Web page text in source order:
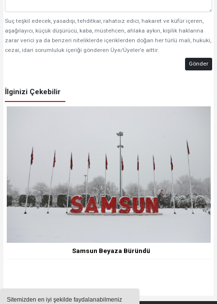
Sitemizden en iyi şekilde faydalanabilmeniz
Suç teşkil edecek, yasadışı, tehditkar, rahatsız edici, hakaret ve küfür içeren,
aşağılayıcı, küçük düşürücü, kaba, müstehcen, ahlaka aykırı, kişilik haklarına
zarar verici ya da benzeri niteliklerde içeriklerden doğan her türlü mali, hukuki,
cezai, idari sorumluluk içeriği gönderen Üye/Üyeler’e aittir.
Gönder
İlginizi Çekebilir
Samsun Beyaza Büründü